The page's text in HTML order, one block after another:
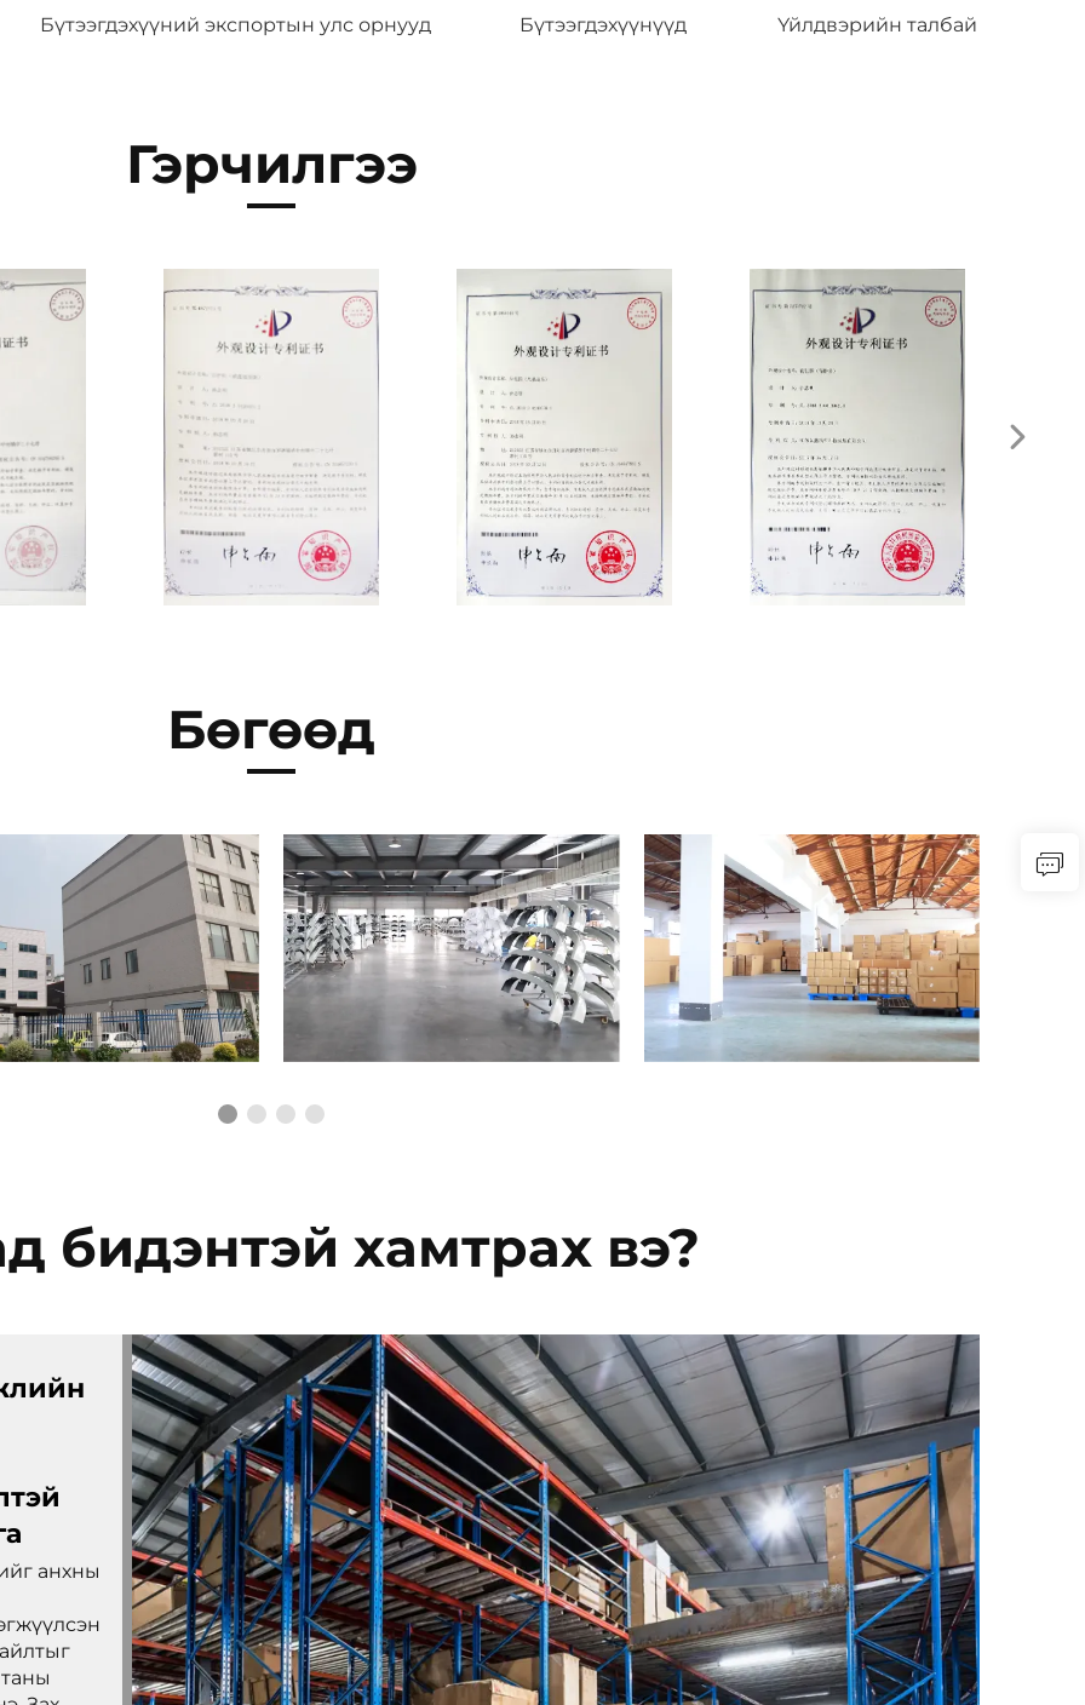
Бүтээгдэхүүний экспортын улс орнууд Бүтээгдэхүүнүүд Үйлдвэрийн талбай
Гэрчилгээ
Бөгөөд
бидэнтэй хамтрах вэ?
анхны